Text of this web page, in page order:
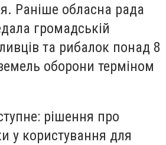
Раніше обласна рада
громадській
та рибалок понад 8
оборони терміном
рішення про
у користування для